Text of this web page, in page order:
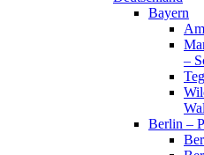
Bayern
–
Berlin –